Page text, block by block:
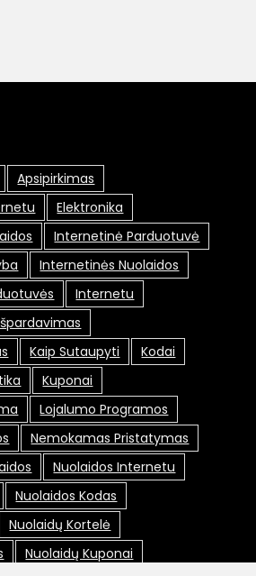
Apsipirkimas
Elektronika
Internetinė Parduotuvė
Internetinės Nuolaidos
Internetu
Kaip Sutaupyti
Kodai
Kuponai
Lojalumo Programos
Nemokamas Pristatymas
Nuolaidos Internetu
Nuolaidos Kodas
Nuolaidų Kortelė
Nuolaidų Kuponai